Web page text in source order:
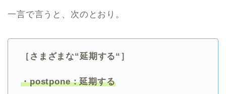
一言で言うと、次のとおり。
［さまざまな“延期する“］
・postpone：延期する